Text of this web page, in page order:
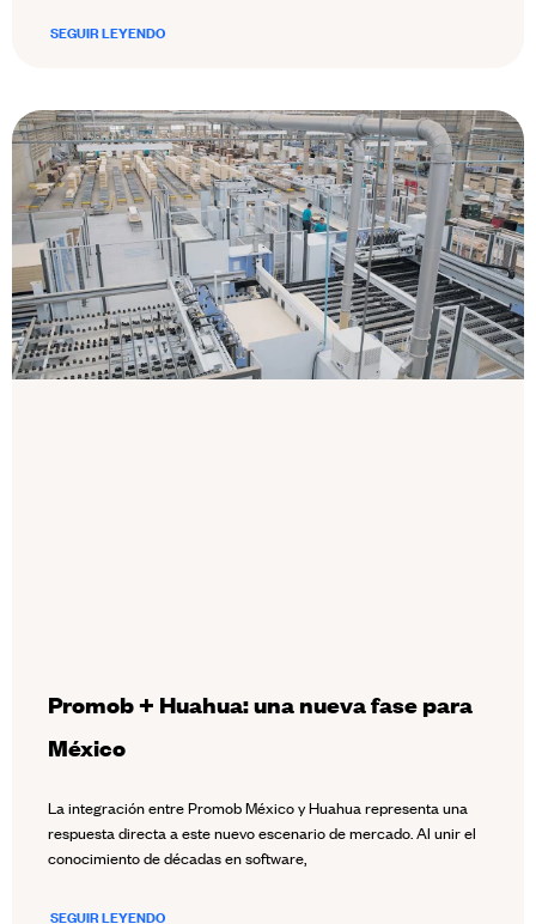
SEGUIR LEYENDO
Promob + Huahua: una nueva fase para
México
La integración entre Promob México y Huahua representa una
respuesta directa a este nuevo escenario de mercado. Al unir el
conocimiento de décadas en software,
SEGUIR LEYENDO